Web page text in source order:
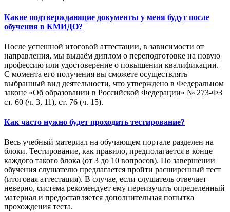
Какие подтверждающие документы у меня будут после
обучения в КМИДО?
После успешной итоговой аттестации, в зависимости от
направления, мы выдаём диплом о переподготовке на новую
профессию или удостоверение о повышении квалификации.
С момента его получения вы сможете осуществлять
выбранный вид деятельности, что утверждено в Федеральном
законе «Об образовании в Российской Федерации» № 273-ФЗ
ст. 60 (ч. 3, 11), ст. 76 (ч. 15).
Как часто нужно будет проходить тестирование?
Весь учебный материал на обучающем портале разделен на
блоки. Тестирование, как правило, предполагается в конце
каждого такого блока (от 3 до 10 вопросов). По завершении
обучения слушателю предлагается пройти расширенный тест
(итоговая аттестация). В случае, если слушатель отвечает
неверно, система рекомендует ему переизучить определенный
материал и предоставляется дополнительная попытка
прохождения теста.